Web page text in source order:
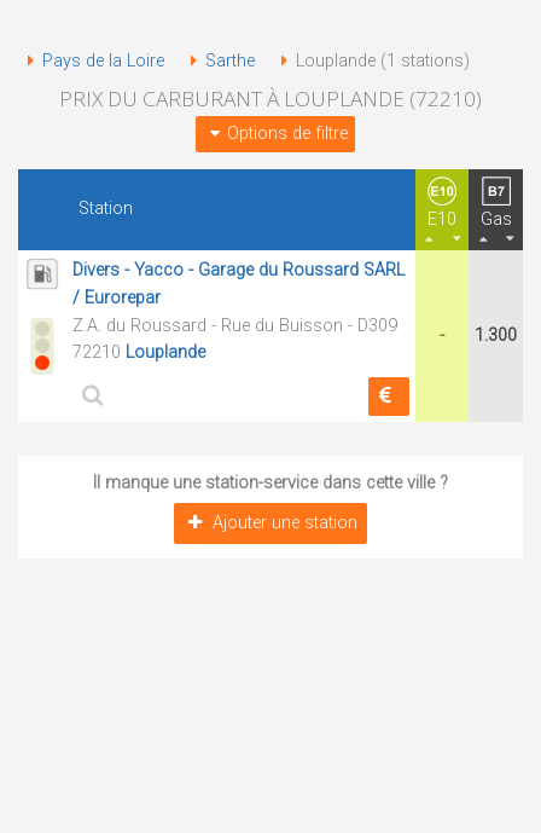
Pays de la Loire Sarthe Louplande (1 stations)
PRIX DU CARBURANT À LOUPLANDE (72210)
Options de filtre
Station
E10 Gas
Divers - Yacco - Garage du Roussard SARL
/ Eurorepar
Z.A. du Roussard - Rue du Buisson - D309
72210 Louplande
- 1.300
Il manque une station-service dans cette ville ?
Ajouter une station